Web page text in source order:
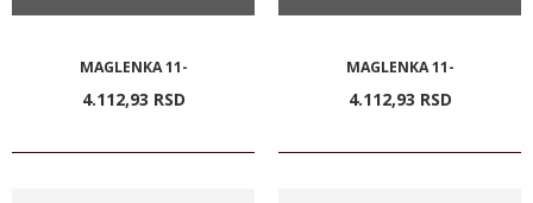
MAGLENKA 11-
4.112,93 RSD
MAGLENKA 11-
4.112,93 RSD